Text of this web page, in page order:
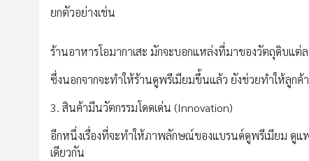
ยกตัวอย่างเช่น
ร้านอาหารโอมากาเสะ มักจะบอกแหล่งที่มาของวัตถุดิบแ
ซึ่งนอกจากจะทำให้ร้านดูพรีเมียมขึ้นแล้ว ยังช่วยทำให้ลูก
3. สินค้ามีนวัตกรรมโดดเด่น (Innovation)
อีกหนึ่งเรื่องที่จะทำให้ภาพลักษณ์ของแบรนด์ดูพรีเมียม ดูแ
เดียวกัน